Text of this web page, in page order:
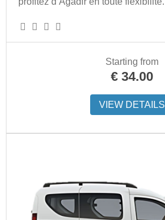
Starting from
€ 34.00
VIEW DETAILS